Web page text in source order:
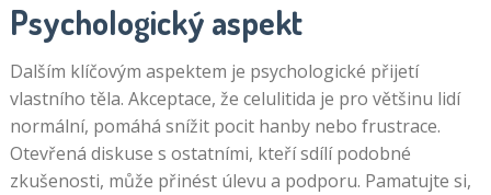
Psychologický aspekt
Dalším klíčovým aspektem je psychologické přijetí
vlastního těla. Akceptace, že celulitida je pro většinu lidí
normální, pomáhá snížit pocit hanby nebo frustrace.
Otevřená diskuse s ostatními, kteří sdílí podobné
zkušenosti, může přinést úlevu a podporu. Pamatujte si,